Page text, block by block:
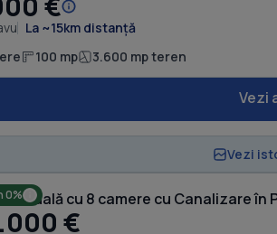
La ~15km distanță
100 mp 3.600 mp teren
Vezi
Vezi
0% cu 8 camere cu Canalizare în
€